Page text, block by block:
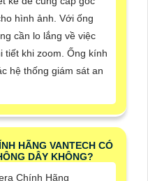
hình ảnh. Với ống
cần lo lắng về việc
tiết khi zoom. Ống kính
hệ thống giám sát an
HÃNG VANTECH CÓ
DÂY KHÔNG?
Chính Hãng